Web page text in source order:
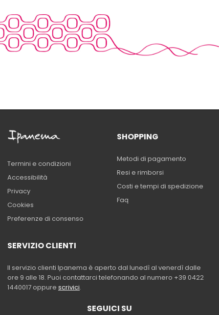
Termini e condizioni
Accessibilità
Privacy
Cookies
Preferenze di consenso
SHOPPING
Metodi di pagamento
Resi e rimborsi
Costi e tempi di spedizione
Faq
SERVIZIO CLIENTI
Il servizio clienti Ipanema è aperto dal lunedì al venerdì dalle
ore 9 alle 18. Puoi contattarci telefonando al numero +39 0422
1440017 oppure scrivici.
SEGUICI SU